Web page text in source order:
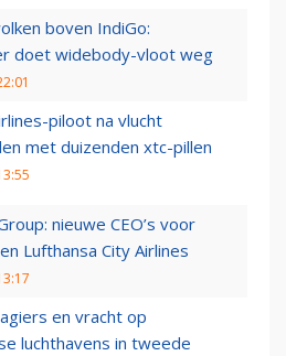
boven IndiGo:
doet widebody-vloot weg
piloot na vlucht
met duizenden xtc-pillen
nieuwe CEO’s voor
Lufthansa City Airlines
en vracht op
luchthavens in tweede